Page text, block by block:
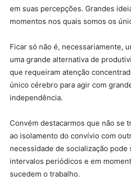
em suas percepções. Grandes
momentos nos quais somos os
Ficar só não é, necessariamente,
uma grande alternativa de
que requeiram atenção
único cérebro para agir com
independência.
Convém destacarmos que não se
ao isolamento do convívio com
necessidade de socialização pode
intervalos periódicos e em
sucedem o trabalho.